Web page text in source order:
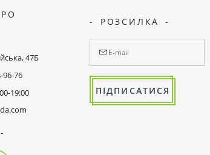
47Б
96-76
19:00
РОЗСИЛКА
ПІДПИСАТИСЯ